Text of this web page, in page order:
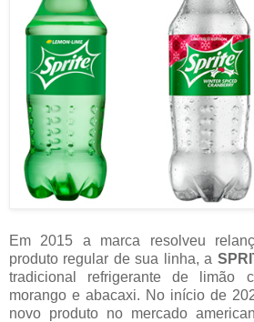
Em 2015 a marca resolveu
produto regular de sua linha, a
tradicional refrigerante de limão
morango e abacaxi. No início de
novo produto no mercado